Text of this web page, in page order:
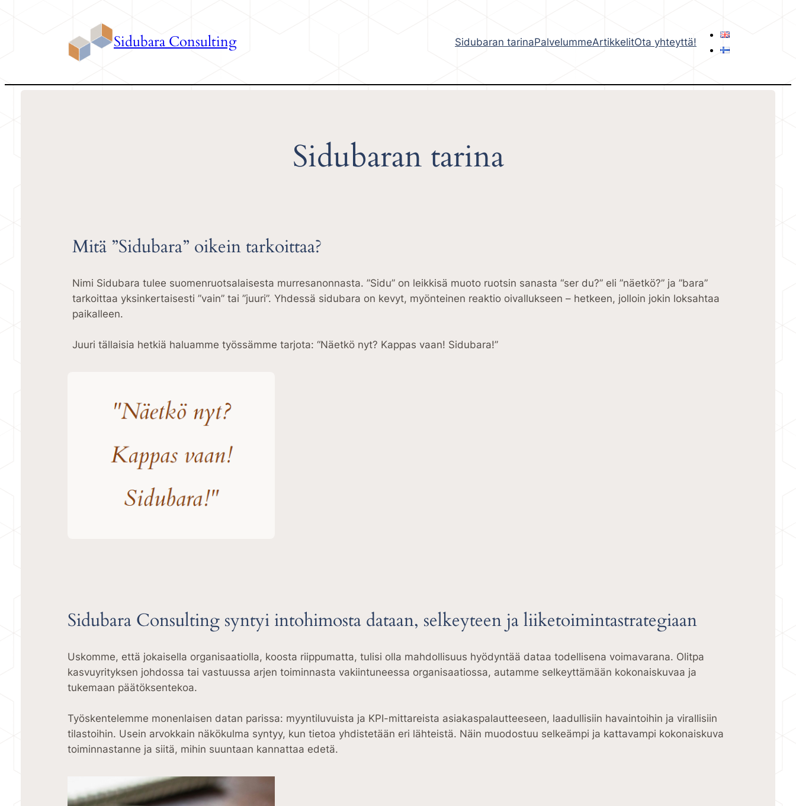
Sidubara Consulting Sidubaran tarinaPalvelummeArtikkelitOta yhteyttä!
Sidubaran tarina
Mitä ”Sidubara” oikein tarkoittaa?
Nimi Sidubara tulee suomenruotsalaisesta murresanonnasta. ”Sidu” on leikkisä muoto ruotsin sanasta “ser du?” eli ”näetkö?” ja ”bara”
tarkoittaa yksinkertaisesti ”vain” tai ”juuri”. Yhdessä sidubara on kevyt, myönteinen reaktio oivallukseen – hetkeen, jolloin jokin loksahtaa
paikalleen.
Juuri tällaisia hetkiä haluamme työssämme tarjota: “Näetkö nyt? Kappas vaan! Sidubara!”
Sidubara Consulting syntyi intohimosta dataan, selkeyteen ja liiketoimintastrategiaan
Uskomme, että jokaisella organisaatiolla, koosta riippumatta, tulisi olla mahdollisuus hyödyntää dataa todellisena voimavarana. Olitpa
kasvuyrityksen johdossa tai vastuussa arjen toiminnasta vakiintuneessa organisaatiossa, autamme selkeyttämään kokonaiskuvaa ja
tukemaan päätöksentekoa.
Työskentelemme monenlaisen datan parissa: myyntiluvuista ja KPI-mittareista asiakaspalautteeseen, laadullisiin havaintoihin ja virallisiin
tilastoihin. Usein arvokkain näkökulma syntyy, kun tietoa yhdistetään eri lähteistä. Näin muodostuu selkeämpi ja kattavampi kokonaiskuva
toiminnastanne ja siitä, mihin suuntaan kannattaa edetä.